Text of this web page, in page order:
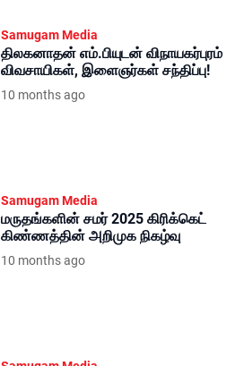
Samugam Media
திலகனாதன் எம்.பியுடன் விநாயகர்புரம்
விவசாயிகள், இளைஞர்கள் சந்திப்பு!
10 months ago
Samugam Media
மருதங்களின் சமர் 2025 கிரிக்கெட்
கிண்ணத்தின் அறிமுக நிகழ்வு
10 months ago